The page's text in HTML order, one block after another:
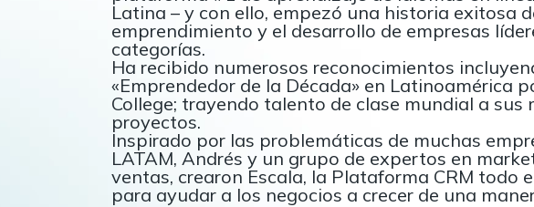
Latina – y con ello, empezó una historia exitosa
emprendimiento y el desarrollo de empresas
categorías.
Ha recibido numerosos reconocimientos
«Emprendedor de la Década» en Latinoamérica
College; trayendo talento de clase mundial a sus
proyectos.
Inspirado por las problemáticas de muchas
LATAM, Andrés y un grupo de expertos en
ventas, crearon Escala, la Plataforma CRM todo
para ayudar a los negocios a crecer de una